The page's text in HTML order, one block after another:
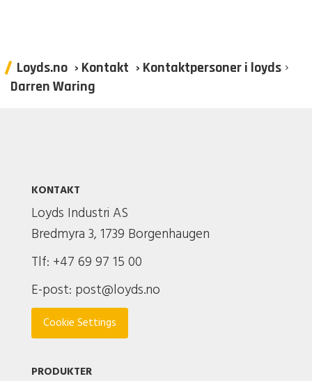
Loyds.no › Kontakt › Kontaktpersoner i loyds ›
Darren Waring
KONTAKT
Loyds Industri AS
Bredmyra 3, 1739 Borgenhaugen
Tlf: +47 69 97 15 00
E-post: post@loyds.no
Cookie Settings
PRODUKTER